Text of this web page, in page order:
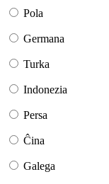
Pola
Germana
Turka
Indonezia
Persa
Ĉina
Galega